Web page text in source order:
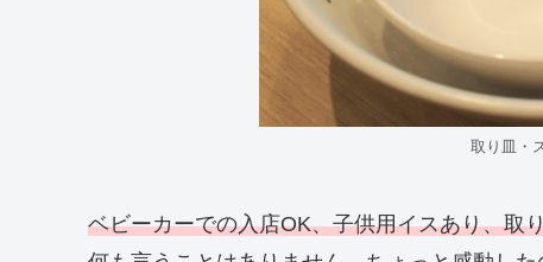
取り皿・
ベビーカーでの入店OK、子供用イスあり、取